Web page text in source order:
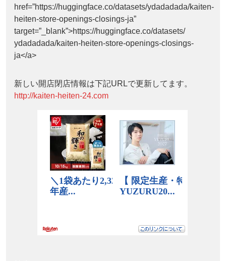
href=”https://huggingface.co/datasets/ydadadada/kaiten-
heiten-store-openings-closings-ja”
target=”_blank”>https://huggingface.co/datasets/
ydadadada/kaiten-heiten-store-openings-closings-
ja</a>
新しい開店閉店情報は下記URLで更新してます。
http://kaiten-heiten-24.com